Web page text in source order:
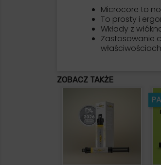
Microcore to
To prosty i
Wkłady z
Zastosowanie
ZOBACZ TAKŻE